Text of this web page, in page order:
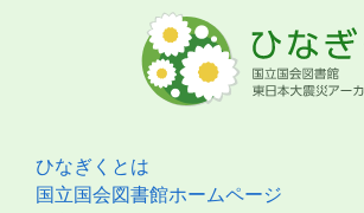
ひなぎくとは
国立国会図書館ホームページ